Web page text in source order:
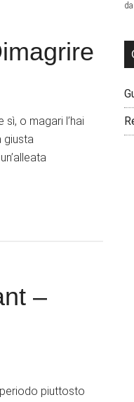
o magari l’hai
giusta
–
piuttosto